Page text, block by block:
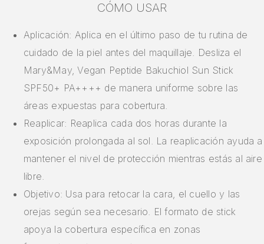
CÓMO USAR
Aplicación: Aplica en el último paso de tu rutina de
cuidado de la piel antes del maquillaje. Desliza el
Mary&May, Vegan Peptide Bakuchiol Sun Stick
SPF50+ PA++++ de manera uniforme sobre las
áreas expuestas para cobertura.
Reaplicar: Reaplica cada dos horas durante la
exposición prolongada al sol. La reaplicación ayuda a
mantener el nivel de protección mientras estás al aire
libre.
Objetivo: Usa para retocar la cara, el cuello y las
orejas según sea necesario. El formato de stick
apoya la cobertura específica en zonas